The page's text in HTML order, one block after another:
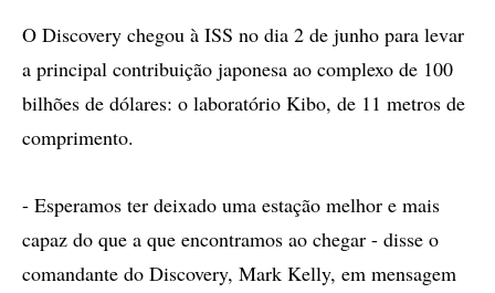
O Discovery chegou à ISS no dia 2 de junho para levar
a principal contribuição japonesa ao complexo de 100
bilhões de dólares: o laboratório Kibo, de 11 metros de
comprimento.
- Esperamos ter deixado uma estação melhor e mais
capaz do que a que encontramos ao chegar - disse o
comandante do Discovery, Mark Kelly, em mensagem